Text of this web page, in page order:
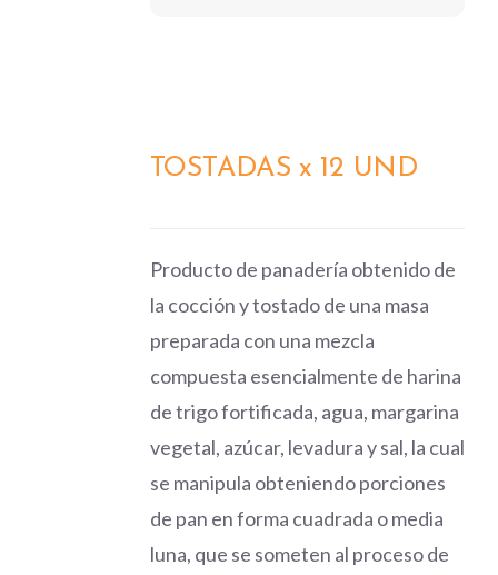
TOSTADAS x 12 UND
Producto de panadería obtenido de
la cocción y tostado de una masa
preparada con una mezcla
compuesta esencialmente de harina
de trigo fortificada, agua, margarina
vegetal, azúcar, levadura y sal, la cual
se manipula obteniendo porciones
de pan en forma cuadrada o media
luna, que se someten al proceso de